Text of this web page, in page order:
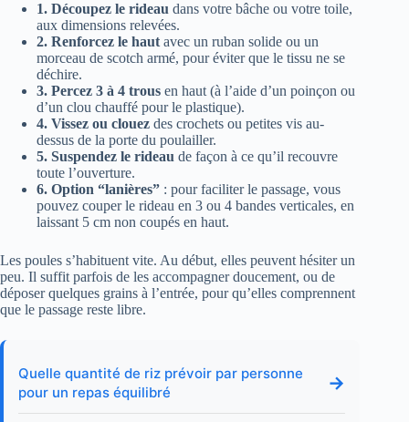
1. Découpez le rideau dans votre bâche ou votre toile,
aux dimensions relevées.
2. Renforcez le haut avec un ruban solide ou un
morceau de scotch armé, pour éviter que le tissu ne se
déchire.
3. Percez 3 à 4 trous en haut (à l’aide d’un poinçon ou
d’un clou chauffé pour le plastique).
4. Vissez ou clouez des crochets ou petites vis au-
dessus de la porte du poulailler.
5. Suspendez le rideau de façon à ce qu’il recouvre
toute l’ouverture.
6. Option “lanières” : pour faciliter le passage, vous
pouvez couper le rideau en 3 ou 4 bandes verticales, en
laissant 5 cm non coupés en haut.
Les poules s’habituent vite. Au début, elles peuvent hésiter un
peu. Il suffit parfois de les accompagner doucement, ou de
déposer quelques grains à l’entrée, pour qu’elles comprennent
que le passage reste libre.
Quelle quantité de riz prévoir par personne
pour un repas équilibré
→